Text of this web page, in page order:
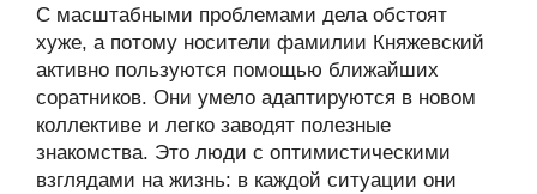
С масштабными проблемами дела обстоят
хуже, а потому носители фамилии Княжевский
активно пользуются помощью ближайших
соратников. Они умело адаптируются в новом
коллективе и легко заводят полезные
знакомства. Это люди с оптимистическими
взглядами на жизнь: в каждой ситуации они